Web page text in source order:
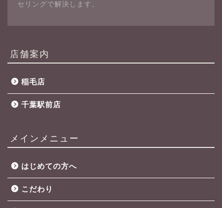
セリングで解決します。
店舗案内
稲毛店
千葉駅前店
メインメニュー
はじめての方へ
こだわり